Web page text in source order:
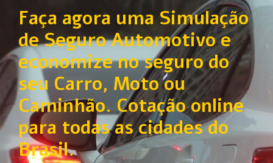
Faça agora uma Simulação
de Seguro Automotivo e
economize no seguro do
seu Carro, Moto ou
Caminhão. Cotação online
para todas as cidades do
Brasil.